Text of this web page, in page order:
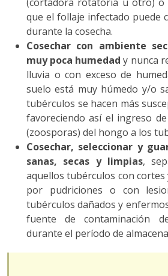
que el follaje infectado puede
durante la cosecha.
Cosechar con ambiente
muy poca humedad y nunca
lluvia o con exceso de
suelo está muy húmedo y/o
tubérculos se hacen más
favoreciendo así el ingreso
(zoosporas) del hongo a los
Cosechar, seleccionar y
sanas, secas y limpias,
aquellos tubérculos con
por pudriciones o con
tubérculos dañados y
fuente de contaminación
durante el período de